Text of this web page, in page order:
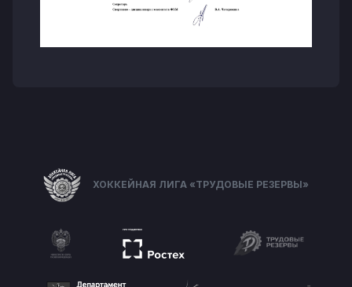
ХОККЕЙНАЯ ЛИГА «ТРУДОВЫЕ РЕЗЕРВЫ»